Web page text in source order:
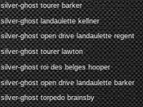
silver-ghost tourer barker
silver-ghost landaulette kellner
silver-ghost open drive landaulette regent
silver-ghost tourer lawton
silver-ghost roi des belges hooper
silver-ghost open drive landaulette barker
silver-ghost torpedo brainsby